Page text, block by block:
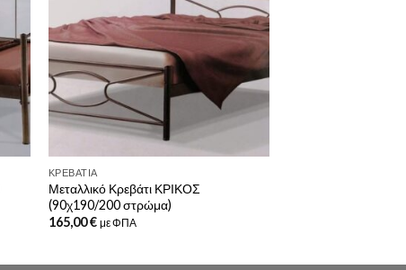
ΚΡΕΒΆΤΙΑ
Μεταλλικό Κρεβάτι ΚΡΙΚΟΣ
(90χ190/200 στρώμα)
165,00€ με ΦΠΑ